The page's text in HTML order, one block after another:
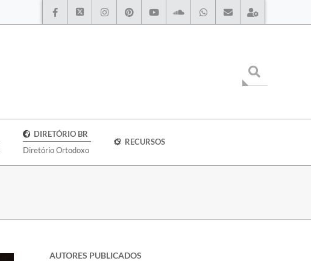
DIRETÓRIO BR
Diretório Ortodoxo
RECURSOS
AUTORES PUBLICADOS